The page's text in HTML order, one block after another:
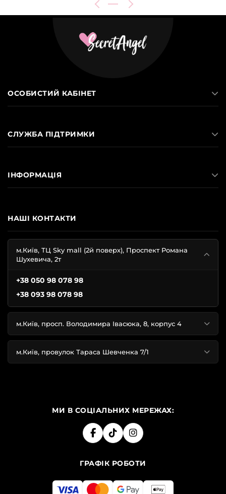
НАШІ КОНТАКТИ
м.Київ, ТЦ Sky mall (2й поверх), Проспект Романа
Шухевича, 2т
+38 050 98 078 98
+38 093 98 078 98
м.Київ, просп. Володимира Івасюка, 8, корпус 4
м.Київ, провулок Тараса Шевченка 7/1
ОСОБИСТИЙ КАБІНЕТ
СЛУЖБА ПІДТРИМКИ
ІНФОРМАЦІЯ
МИ В СОЦІАЛЬНИХ МЕРЕЖАХ:
ГРАФІК РОБОТИ